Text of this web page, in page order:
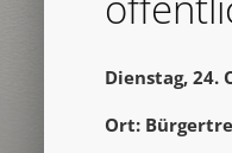
Dienstag, 24.
Ort: